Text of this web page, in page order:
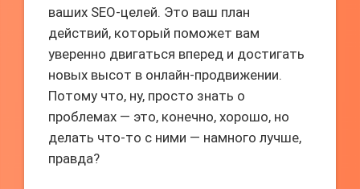
ваших SEO-целей. Это ваш план
действий, который поможет вам
уверенно двигаться вперед и достигать
новых высот в онлайн-продвижении.
Потому что, ну, просто знать о
проблемах — это, конечно, хорошо, но
делать что-то с ними — намного лучше,
правда?